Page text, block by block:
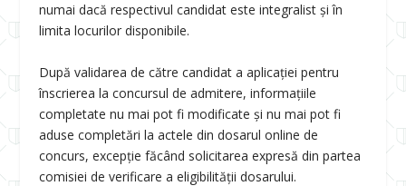
numai dacă respectivul candidat este integralist și în
limita locurilor disponibile.
După validarea de către candidat a aplicației pentru
înscrierea la concursul de admitere, informațiile
completate nu mai pot fi modificate și nu mai pot fi
aduse completări la actele din dosarul online de
concurs, excepție făcând solicitarea expresă din partea
comisiei de verificare a eligibilității dosarului.